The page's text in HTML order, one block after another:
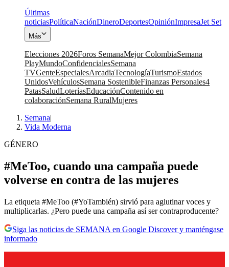
Últimas
noticiasPolíticaNaciónDineroDeportesOpiniónImpresaJet Set
Más
Elecciones 2026Foros SemanaMejor ColombiaSemana
PlayMundoConfidencialesSemana
TVGenteEspecialesArcadiaTecnologíaTurismoEstados
UnidosVehículosSemana SostenibleFinanzas Personales4
PatasSaludLoteríasEducaciónContenido en
colaboraciónSemana RuralMujeres
Semana|
Vida Moderna
GÉNERO
#MeToo, cuando una campaña puede
volverse en contra de las mujeres
La etiqueta #MeToo (#YoTambién) sirvió para aglutinar voces y
multiplicarlas. ¿Pero puede una campaña así ser contraproducente?
Siga las noticias de SEMANA en Google Discover y manténgase
informado